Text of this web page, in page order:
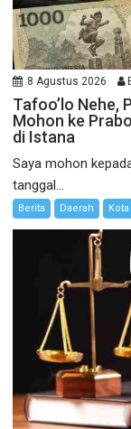
8 Agustus 2026
Tafoo’lo Nehe,
Mohon ke
di Istana
Saya mohon
tanggal...
Berita Daerah